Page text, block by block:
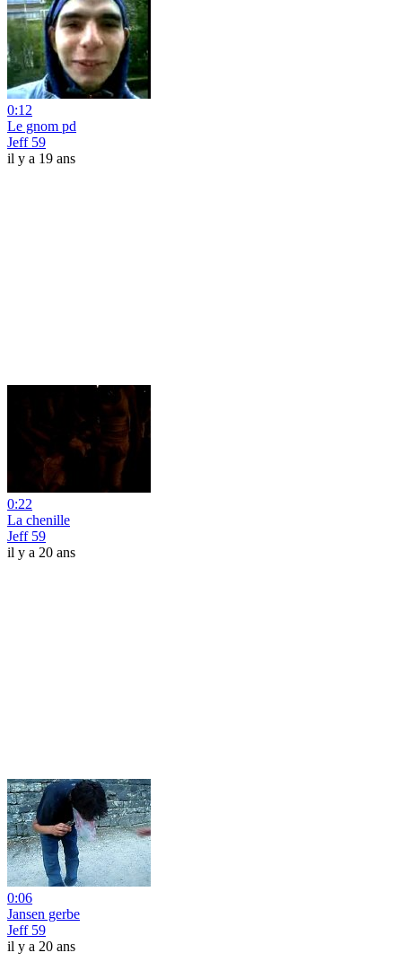
0:12
Le gnom pd
Jeff 59
il y a 19 ans
0:22
La chenille
Jeff 59
il y a 20 ans
0:06
Jansen gerbe
Jeff 59
il y a 20 ans